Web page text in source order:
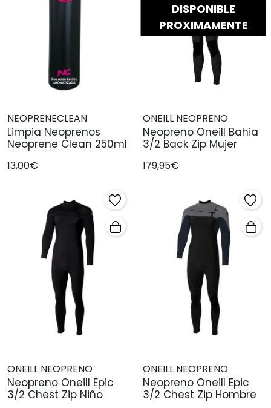
NEOPRENECLEAN
Limpia Neoprenos
Neoprene Clean 250ml
13,00€
DISPONIBLE
PROXIMAMENTE
ONEILL NEOPRENO
Neopreno Oneill Bahia
3/2 Back Zip Mujer
179,95€
ONEILL NEOPRENO
Neopreno Oneill Epic
3/2 Chest Zip Niño
ONEILL NEOPRENO
Neopreno Oneill Epic
3/2 Chest Zip Hombre